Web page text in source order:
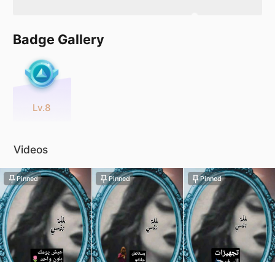
Badge Gallery
Lv.8
Videos
Pinned Pinned Pinned